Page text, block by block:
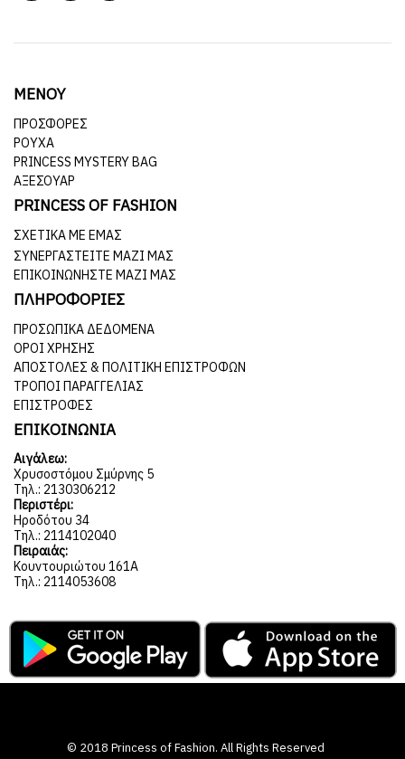
ΜΕΝΟΥ
ΠΡΟΣΦΟΡΕΣ
ΡΟΥΧΑ
PRINCESS MYSTERY BAG
ΑΞΕΣΟΥΑΡ
PRINCESS OF FASHION
ΣΧΕΤΙΚΆ ΜΕ ΕΜΆΣ
ΣΥΝΕΡΓΑΣΤΕΊΤΕ ΜΑΖΊ ΜΑΣ
ΕΠΙΚΟΙΝΩΝΉΣΤΕ ΜΑΖΊ ΜΑΣ
ΠΛΗΡΟΦΟΡΙΕΣ
ΠΡΟΣΩΠΙΚΆ ΔΕΔΟΜΈΝΑ
ΌΡΟΙ ΧΡΉΣΗΣ
ΑΠΟΣΤΟΛΈΣ & ΠΟΛΙΤΙΚΉ ΕΠΙΣΤΡΟΦΏΝ
ΤΡΌΠΟΙ ΠΑΡΑΓΓΕΛΊΑΣ
ΕΠΙΣΤΡΟΦΈΣ
ΕΠΙΚΟΙΝΩΝΙΑ
Αιγάλεω:
Χρυσοστόμου Σμύρνης 5
Τηλ.: 2130306212
Περιστέρι:
Ηροδότου 34
Τηλ.: 2114102040
Πειραιάς:
Κουντουριώτου 161Α
Τηλ.: 2114053608
© 2018 Princess of Fashion. All Rights Reserved